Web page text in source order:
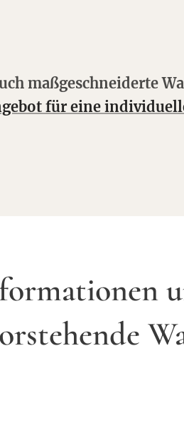
maßgeschneiderte
für eine